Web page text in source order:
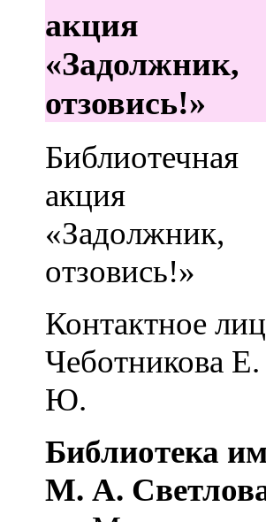
акция
«Задолжник,
отзовись!»
Библиотечная
акция
«Задолжник,
отзовись!»
Контактное
Чеботникова Е.
Ю.
Библиотека
М. А.